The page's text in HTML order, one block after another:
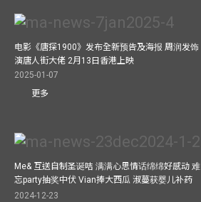
电影《唐探1900》发布全新预告及海报 周润发饰
演唐人街大佬 2月13日香港上映
2025-01-07
更多
Me& 互送自制圣诞咭 满满心思情话绵绵好感动 难
忘party抽奖中伏 Vian捧大西瓜 淑蔓获婴儿补药
2024-12-23